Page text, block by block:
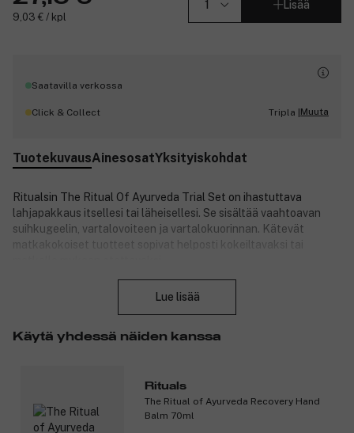
9,03 € / kpl
Lisää
Saatavilla verkossa
Click & Collect Tripla |Muuta
TuotekuvausAinesosatYksityiskohdat
Ritualsin The Ritual Of Ayurveda Trial Set on ihastuttava
lahjapakkaus itsellesi tai läheisellesi. Se sisältää vaahtoavan
suihkugeelin, vartalovoiteen ja vartalokuorinnan. Kätevät
matkakokoiset tuotteet sopivat helposti kokeiltavaksi tai
Rituals The Ritual Of Ayurveda Salt Body Scrub 125 g: The
Ritual Of Ayurveda Salt Body Scrub on puhdistava ja ihoa
uudistava suolakuorinta, joka poistaa kuolleita ihosoluja.
runsaasti ihoa suojaavaa E-vitamiinia ja öljyjä, jotka
antavat hehkua.
Rituals The Ritual Of Ayurveda Foaming Shower Gel 50
Lue lisää
Käytä yhdessä näiden kanssa
Rituals
The Ritual of Ayurveda Recovery Hand
Balm 70ml